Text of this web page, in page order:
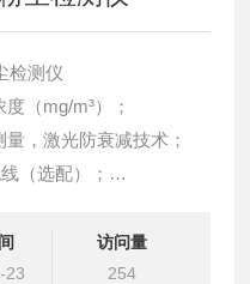
检测仪
（mg/m³）；
，激光防衰减技术；
（选配）；
23
访问量
254